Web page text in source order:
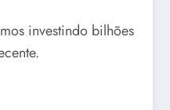
investindo bilhões